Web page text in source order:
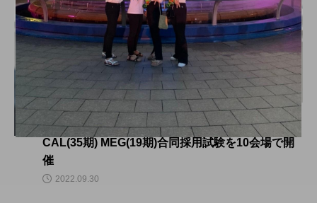
CAL&MEG INFO
CAL(35期) MEG(19期)合同採用試験を10会場で開
催
2022.09.30